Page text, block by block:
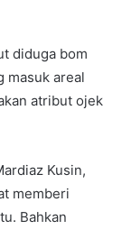
diduga bom
masuk areal
atribut ojek
Kusin,
memberi
Bahkan